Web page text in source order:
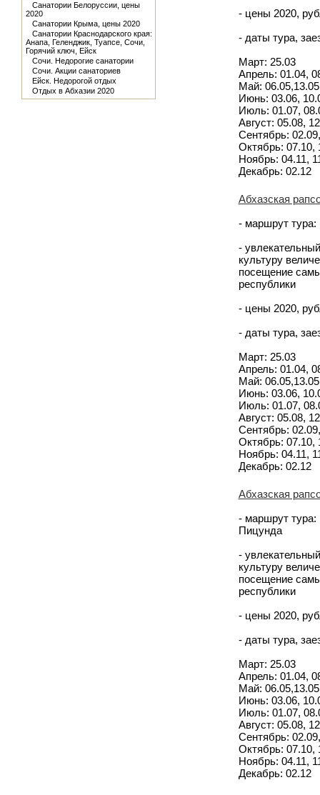
Санатории Белоруссии, цены
2020
Санатории Крыма, цены 2020
Санатории Краснодарского края:
Анапа, Геленджик, Туапсе, Сочи,
Горячий ключ, Ейск
Сочи. Недорогие санатории
Сочи. Акции санаториев
Ейск. Недорогой отдых
Отдых в Абхазии 2020
- цены 2020,
- даты тура,
Март: 25.03
Апрель: 01.04,
Май:
Июнь: 03.06,
Июль: 01.07,
Август: 05.08,
Сентябрь:
Октябрь: 07.10,
Ноябрь: 04.11,
Декабрь: 02.12
Абхазская
- маршрут
-
культуру
посещение
республики
- цены 2020,
- даты тура,
Март: 25.03
Апрель: 01.04,
Май:
Июнь: 03.06,
Июль: 01.07,
Август: 05.08,
Сентябрь:
Октябрь: 07.10,
Ноябрь: 04.11,
Декабрь: 02.12
Абхазская
- маршрут
Пицунда
-
культуру
посещение
республики
- цены 2020,
- даты тура,
Март: 25.03
Апрель: 01.04,
Май:
Июнь: 03.06,
Июль: 01.07,
Август: 05.08,
Сентябрь:
Октябрь: 07.10,
Ноябрь: 04.11,
Декабрь: 02.12